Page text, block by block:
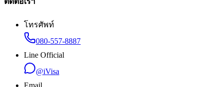
โทรศัพท์
080-557-8887
Line Official
@iVisa